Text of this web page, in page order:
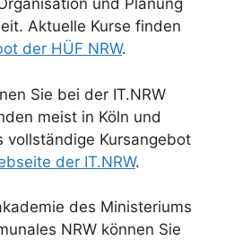
und Planung
Aktuelle Kurse finden
der HÜF NRW.
Sie bei der IT.NRW
meist in Köln und
vollständige Kursangebot
der IT.NRW.
des Ministeriums
NRW können Sie